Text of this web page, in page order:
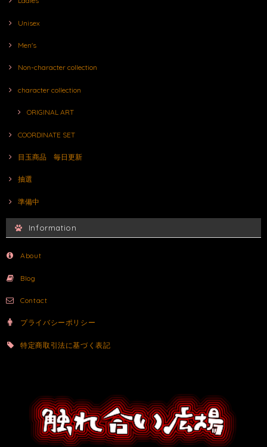
Unisex
Men's
Non-character collection
character collection
ORIGINAL ART
COORDINATE SET
目玉商品 毎日更新
抽選
準備中
Information
About
Blog
Contact
プライバシーポリシー
特定商取引法に基づく表記